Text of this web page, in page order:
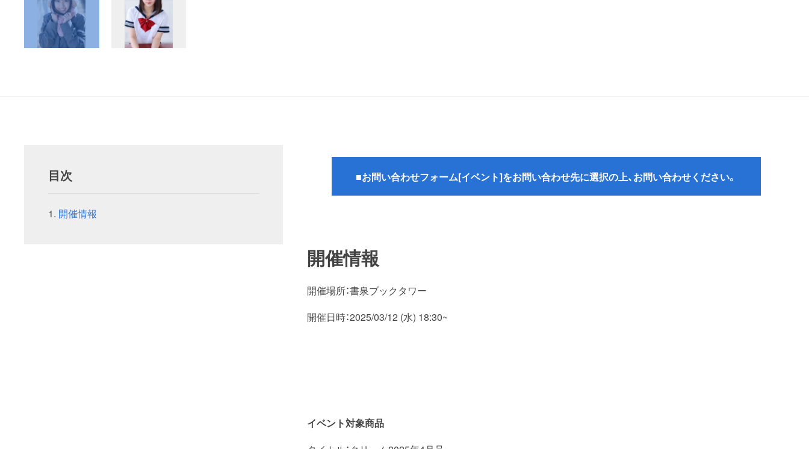
目次
開催情報
■お問い合わせフォーム[イベント]をお問い合わせ先に選択の上、お問い合わせください。
開催情報
開催場所：書泉ブックタワー
開催日時：2025/03/12 (水) 18:30~
イベント対象商品